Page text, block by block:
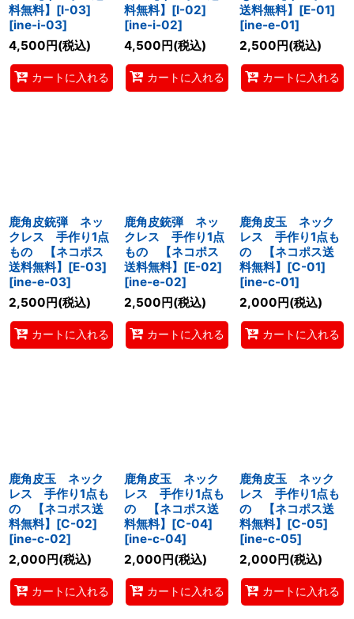
料無料】[I-03]
[ine-i-03]
4,500円(税込)
カートに入れる
料無料】[I-02]
[ine-i-02]
4,500円(税込)
カートに入れる
送料無料】[E-01]
[ine-e-01]
2,500円(税込)
カートに入れる
鹿角皮銃弾 ネッ
クレス 手作り1点
もの 【ネコポス
送料無料】[E-03]
[ine-e-03]
2,500円(税込)
カートに入れる
鹿角皮銃弾 ネッ
クレス 手作り1点
もの 【ネコポス
送料無料】[E-02]
[ine-e-02]
2,500円(税込)
カートに入れる
鹿角皮玉 ネック
レス 手作り1点も
の 【ネコポス送
料無料】[C-01]
[ine-c-01]
2,000円(税込)
カートに入れる
鹿角皮玉 ネック
レス 手作り1点も
の 【ネコポス送
料無料】[C-02]
[ine-c-02]
2,000円(税込)
カートに入れる
鹿角皮玉 ネック
レス 手作り1点も
の 【ネコポス送
料無料】[C-04]
[ine-c-04]
2,000円(税込)
カートに入れる
鹿角皮玉 ネック
レス 手作り1点も
の 【ネコポス送
料無料】[C-05]
[ine-c-05]
2,000円(税込)
カートに入れる